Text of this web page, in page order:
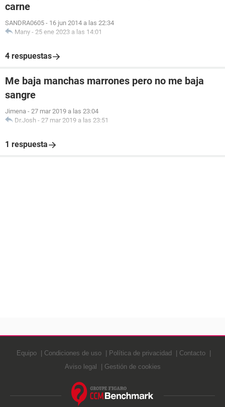
carne
SANDRA0605 - 16 jun 2014 a las 22:34
Many - 25 ene 2023 a las 14:01
4 respuestas
Me baja manchas marrones pero no me baja
sangre
Jimena - 27 mar 2019 a las 23:04
Dr.Josh - 27 mar 2019 a las 23:51
1 respuesta
Equipo Condiciones de uso Política de privacidad
Contacto
Aviso legal
Gestión de cookies